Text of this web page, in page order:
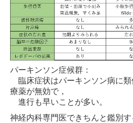
パーキンソン症候群：
臨床症状はパーキンソン病に
療薬が無効で，
進行も早いことが多い。
神経内科専門医できちんと鑑別